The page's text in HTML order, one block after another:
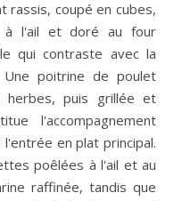
rassis, coupé en cubes,
à l'ail et doré au four
qui contraste avec la
poitrine de poulet
puis grillée et
l'accompagnement
en plat principal.
poêlées à l'ail et au
raffinée, tandis que